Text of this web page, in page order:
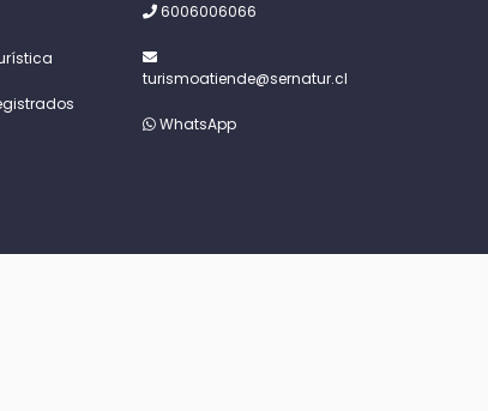
6006006066
turismoatiende@sernatur.cl
WhatsApp